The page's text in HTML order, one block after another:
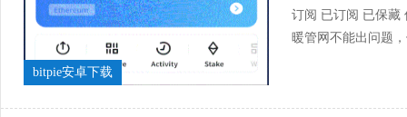
bitpie安卓下载
订阅 已订阅 已保藏
暖管网不能出问题